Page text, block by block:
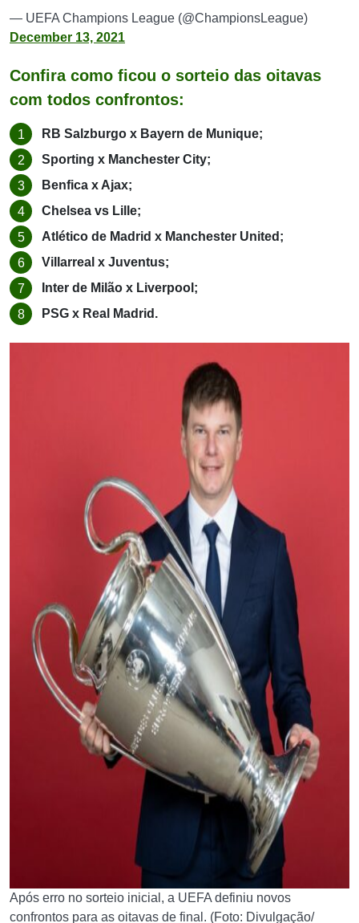
— UEFA Champions League (@ChampionsLeague)
December 13, 2021
Confira como ficou o sorteio das oitavas
com todos confrontos:
RB Salzburgo x Bayern de Munique;
Sporting x Manchester City;
Benfica x Ajax;
Chelsea vs Lille;
Atlético de Madrid x Manchester United;
Villarreal x Juventus;
Inter de Milão x Liverpool;
PSG x Real Madrid.
Após erro no sorteio inicial, a UEFA definiu novos
confrontos para as oitavas de final. (Foto: Divulgação/